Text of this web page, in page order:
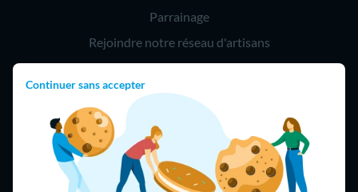
Continuer sans accepter
Parrainage
Rejoindre notre réseau d'artisans
Hello !
09 75 18 60 60
(8h-21h)
75018 Paris